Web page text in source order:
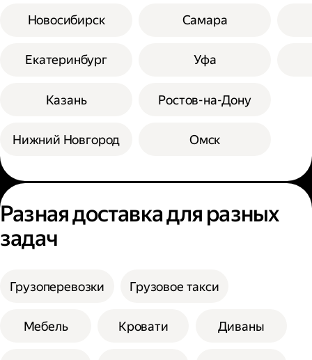
Новосибирск
Екатеринбург
Казань
Нижний Новгород
Самара
Уфа
Ростов-на-Дону
Омск
Разная доставка для разных
задач
Грузоперевозки Грузовое такси
Мебель Кровати Диваны